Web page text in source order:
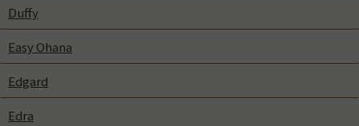
Duffy
Easy Ohana
Edgard
Edra